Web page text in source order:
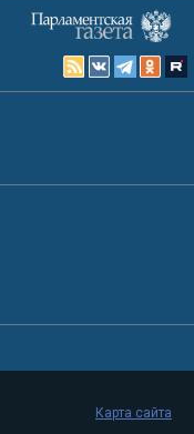
Карта сайта